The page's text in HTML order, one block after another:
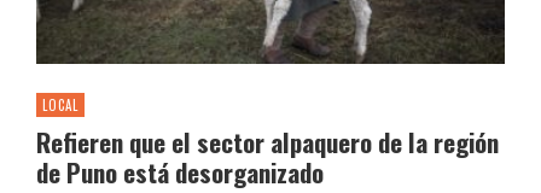
LOCAL
Refieren que el sector alpaquero de la región
de Puno está desorganizado